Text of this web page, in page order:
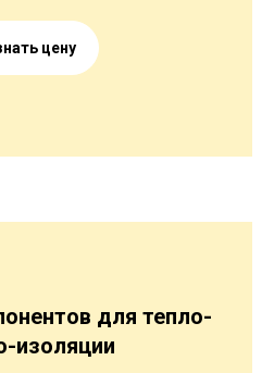
цену
для тепло-
изоляции